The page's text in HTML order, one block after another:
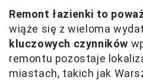
Remont łazienki to
wiąże się z wieloma
kluczowych czynników
remontu pozostaje
miastach, takich jak